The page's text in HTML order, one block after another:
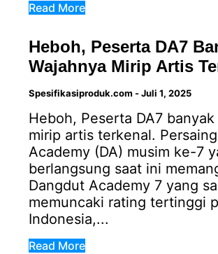
Read More
Heboh, Peserta DA7
Wajahnya Mirip Artis
Spesifikasiproduk.com -Juli 1, 2025
Heboh, Peserta DA7
mirip artis terkenal.
Academy (DA) musim ke-7
berlangsung saat ini
Dangdut Academy 7 yang
memuncaki rating tertinggi
Indonesia,...
Read More